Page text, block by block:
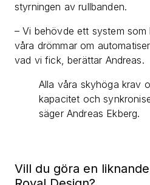
styrningen av rullbanden.
– Vi behövde ett system
våra drömmar om
vad vi fick, berättar Andreas.
Alla våra skyhöga krav
kapacitet och
säger Andreas Ekberg.
Vill du göra en